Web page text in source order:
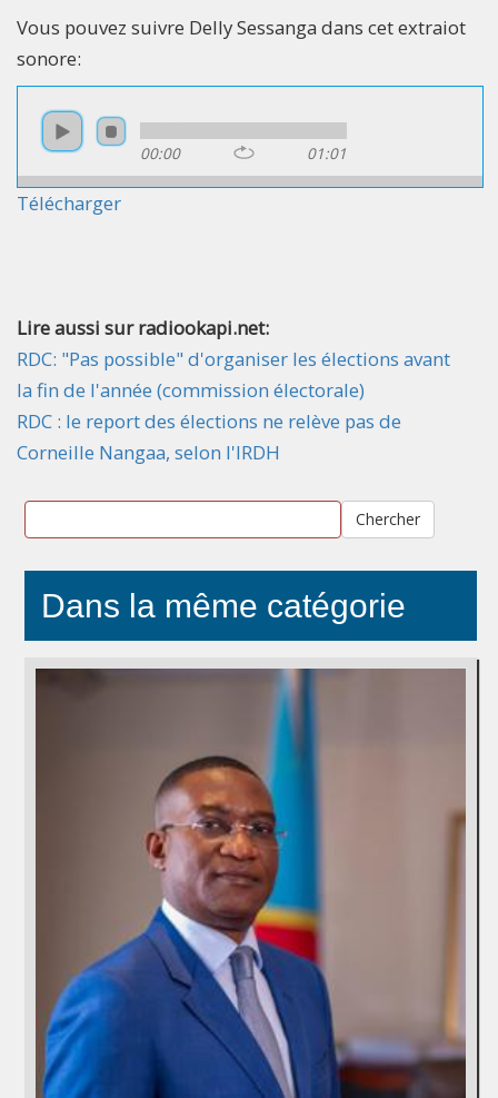
Vous pouvez suivre Delly Sessanga dans cet extraiot
sonore:
00:00 01:01
Télécharger
Lire aussi sur radiookapi.net:
RDC: "Pas possible" d'organiser les élections avant
la fin de l'année (commission électorale)
RDC : le report des élections ne relève pas de
Corneille Nangaa, selon l'IRDH
Chercher
Dans la même catégorie